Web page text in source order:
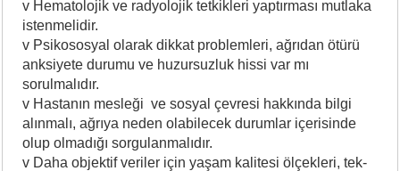
v Hematolojik ve radyolojik tetkikleri yaptırması mutlaka
istenmelidir.
v Psikososyal olarak dikkat problemleri, ağrıdan ötürü
anksiyete durumu ve huzursuzluk hissi var mı
sorulmalıdır.
v Hastanın mesleği ve sosyal çevresi hakkında bilgi
alınmalı, ağrıya neden olabilecek durumlar içerisinde
olup olmadığı sorgulanmalıdır.
v Daha objektif veriler için yaşam kalitesi ölçekleri, tek-